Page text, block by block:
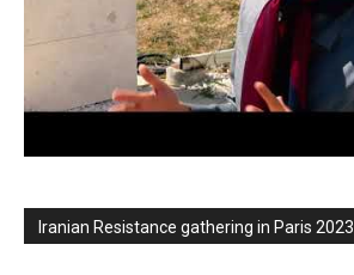
Iranian Resistance gathering in Paris 2023